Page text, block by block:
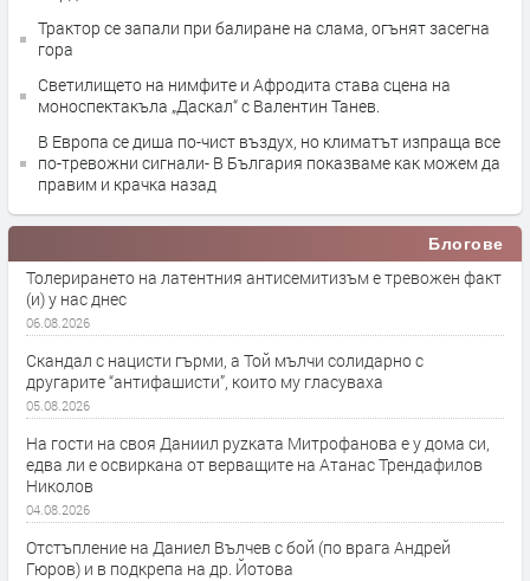
Трактор се запали при балиране на слама, огънят засегна
гора
Светилището на нимфите и Афродита става сцена на
моноспектакъла „Даскал“ с Валентин Танев.
В Европа се диша по-чист въздух, но климатът изпраща все
по-тревожни сигнали- В България показваме как можем да
правим и крачка назад
Блогове
Толерирането на латентния антисемитизъм е тревожен факт
(и) у нас днес
06.08.2026
Скандал с нацисти гърми, а Той мълчи солидарно с
другарите “антифашисти”, които му гласуваха
05.08.2026
На гости на своя Даниил руzката Митрофанова е у дома си,
едва ли е освиркана от верващите на Атанас Трендафилов
Николов
04.08.2026
Отстъпление на Даниел Вълчев с бой (по врага Андрей
Гюров) и в подкрепа на др. Йотова